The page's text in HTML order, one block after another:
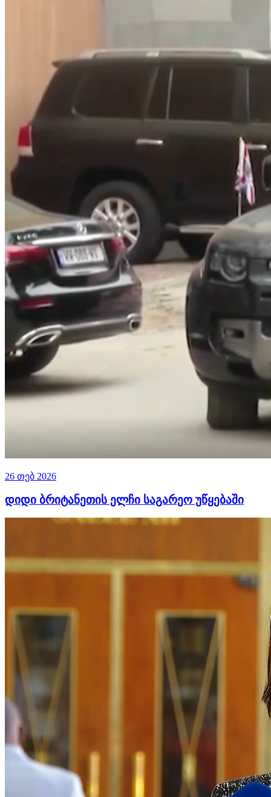
26 თებ 2026
დიდი ბრიტანეთის ელჩი საგარეო უწყებაში